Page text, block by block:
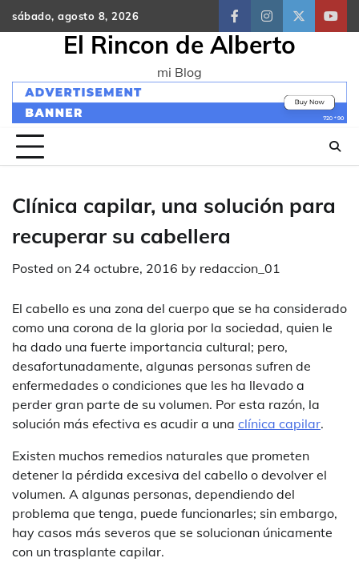
Skip
to
sábado, agosto 8, 2026
facebookinstagram
twitter
El Rincon de Alberto
mi Blog
Clínica capilar, una solución para
recuperar su cabellera
Posted on 24 octubre, 2016 by redaccion_01
El cabello es una zona del cuerpo que se ha considerado
como una corona de la gloria por la sociedad, quien le
ha dado una fuerte importancia cultural; pero,
desafortunadamente, algunas personas sufren de
enfermedades o condiciones que les ha llevado a
perder gran parte de su volumen. Por esta razón, la
solución más efectiva es acudir a una clínica capilar.
Existen muchos remedios naturales que prometen
detener la pérdida excesiva del cabello o devolver el
volumen. A algunas personas, dependiendo del
problema que tenga, puede funcionarles; sin embargo,
hay casos más severos que se solucionan únicamente
con un trasplante capilar.